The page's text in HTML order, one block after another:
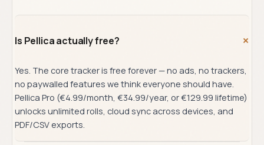
Is Pellica actually free? +
Yes. The core tracker is free forever — no ads, no trackers,
no paywalled features we think everyone should have.
Pellica Pro (€4.99/month, €34.99/year, or €129.99 lifetime)
unlocks unlimited rolls, cloud sync across devices, and
PDF/CSV exports.